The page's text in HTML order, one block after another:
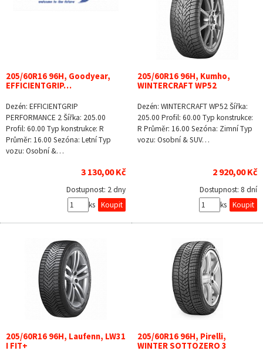
205/60R16 96H, Goodyear,
EFFICIENTGRIP…
Dezén: EFFICIENTGRIP
PERFORMANCE 2 Šířka: 205.00
Profil: 60.00 Typ konstrukce: R
Průměr: 16.00 Sezóna: Letní Typ
vozu: Osobní &…
3 130,00 Kč
Dostupnost: 2 dny
ks
205/60R16 96H, Kumho,
WINTERCRAFT WP52
Dezén: WINTERCRAFT WP52 Šířka:
205.00 Profil: 60.00 Typ konstrukce:
R Průměr: 16.00 Sezóna: Zimní Typ
vozu: Osobní & SUV…
2 920,00 Kč
Dostupnost: 8 dní
ks
205/60R16 96H, Laufenn, LW31
I FIT+
205/60R16 96H, Pirelli,
WINTER SOTTOZERO 3